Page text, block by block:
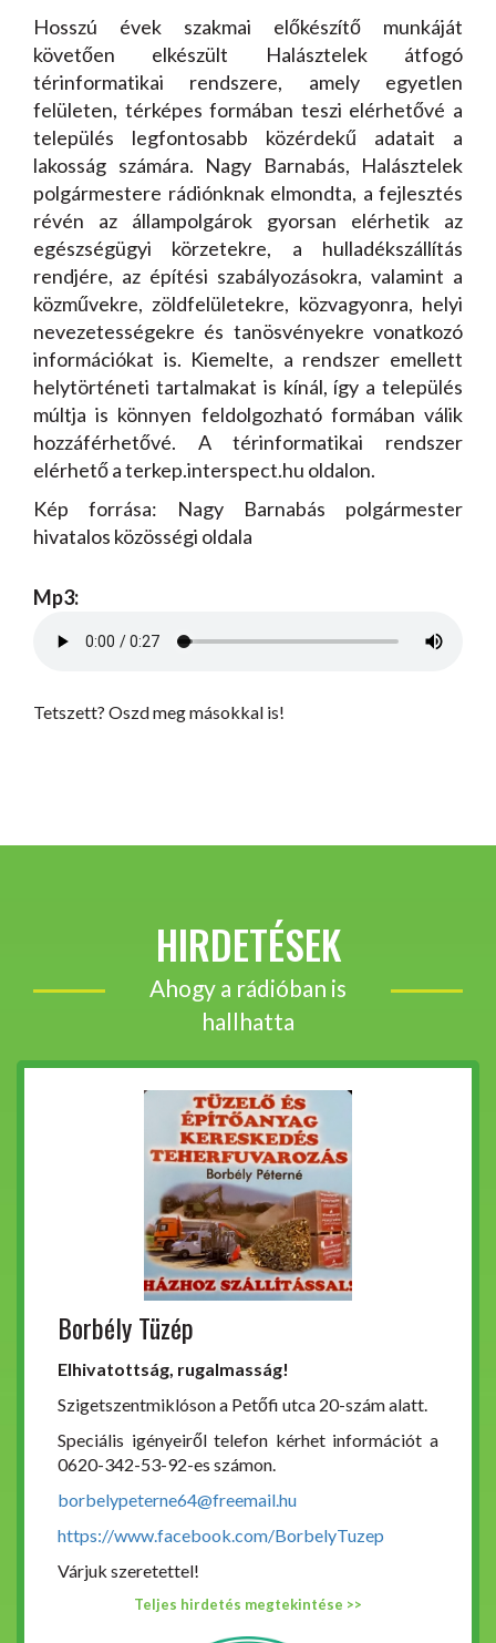
Hosszú évek szakmai előkészítő munkáját
követően elkészült Halásztelek átfogó
térinformatikai rendszere, amely egyetlen
felületen, térképes formában teszi elérhetővé a
település legfontosabb közérdekű adatait a
lakosság számára. Nagy Barnabás, Halásztelek
polgármestere rádiónknak elmondta, a fejlesztés
révén az állampolgárok gyorsan elérhetik az
egészségügyi körzetekre, a hulladékszállítás
rendjére, az építési szabályozásokra, valamint a
közművekre, zöldfelületekre, közvagyonra, helyi
nevezetességekre és tanösvényekre vonatkozó
információkat is. Kiemelte, a rendszer emellett
helytörténeti tartalmakat is kínál, így a település
múltja is könnyen feldolgozható formában válik
hozzáférhetővé. A térinformatikai rendszer
elérhető a terkep.interspect.hu oldalon.
Kép forrása: Nagy Barnabás polgármester
hivatalos közösségi oldala
Mp3:
Tetszett? Oszd meg másokkal is!
HIRDETÉSEK
Ahogy a rádióban is
hallhatta
Borbély Tüzép
Elhivatottság, rugalmasság!
Szigetszentmiklóson a Petőfi utca 20-szám alatt.
Speciális igényeiről telefon kérhet információt a
0620-342-53-92-es számon.
borbelypeterne64@freemail.hu
https://www.facebook.com/BorbelyTuzep
Várjuk szeretettel!
Teljes hirdetés megtekintése >>